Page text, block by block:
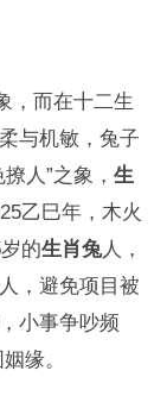
，而在十二生
与机敏，兔子
人”之象， 生
乙巳年，木火
的生肖兔人，
，避免项目被
小事争吵频
缘。